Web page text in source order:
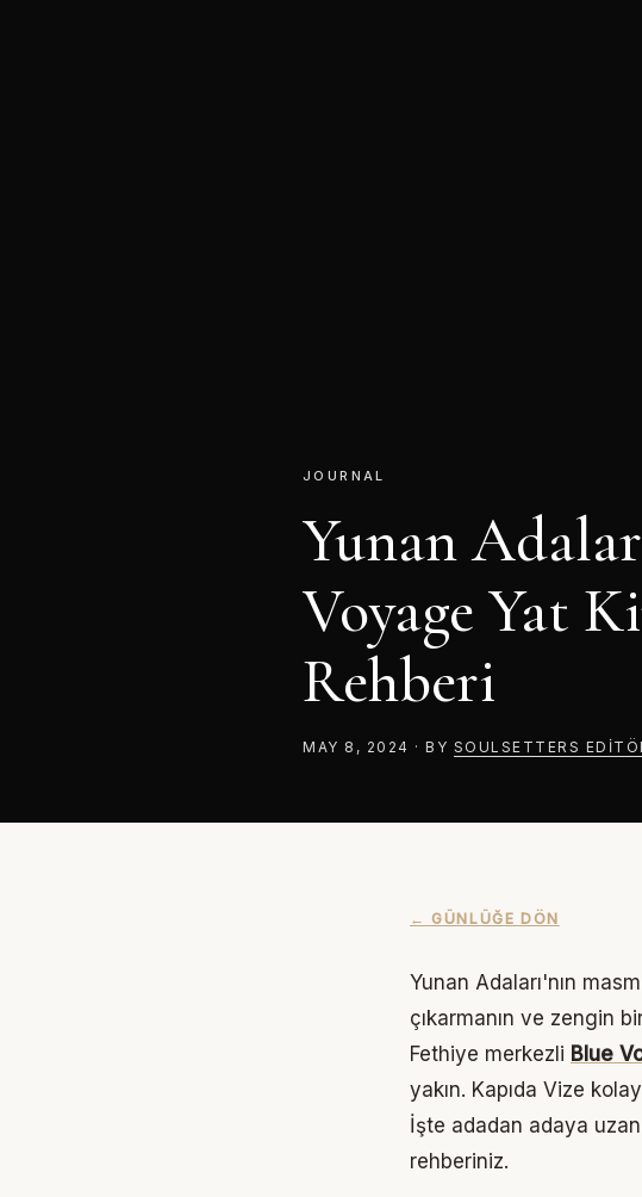
JOURNAL
Yunan
Voyage Yat
Rehberi
MAY 8, 2024 · BY SOULSETTERS
← GÜNLÜĞE DÖN
Yunan Adaları'nın
çıkarmanın ve zengin
Fethiye merkezli Blue
yakın. Kapıda Vize
İşte adadan adaya
rehberiniz.